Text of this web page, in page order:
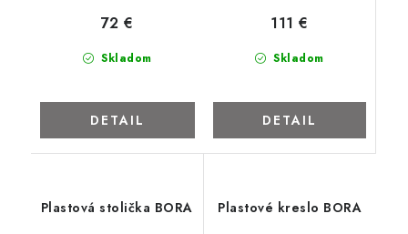
Skladom
72 €
DETAIL
Skladom
111 €
DETAIL
Plastová stolička BORA Plastové kreslo BORA